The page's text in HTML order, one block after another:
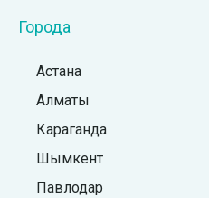
Города
Астана
Алматы
Караганда
Шымкент
Павлодар